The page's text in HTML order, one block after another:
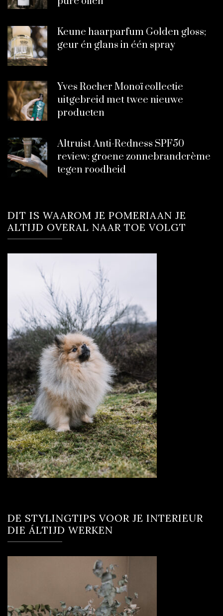
Keune haarparfum Golden gloss;
geur én glans in één spray
Yves Rocher Monoï collectie
uitgebreid met twee nieuwe
producten
Altruist Anti-Redness SPF50
review: groene zonnebrandcrème
tegen roodheid
DIT IS WAAROM JE POMERIAAN JE
ALTIJD OVERAL NAAR TOE VOLGT
DE STYLINGTIPS VOOR JE INTERIEUR
DIE ÁLTIJD WERKEN